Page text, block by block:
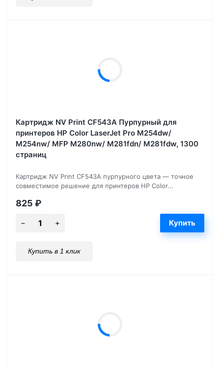
Картридж NV Print CF543A Пурпурный для
принтеров HP Color LaserJet Pro M254dw/
M254nw/ MFP M280nw/ M281fdn/ M281fdw, 1300
страниц
Картридж NV Print CF543A пурпурного цвета — точное
совместимое решение для принтеров HP Color...
825 ₽
Купить в 1 клик